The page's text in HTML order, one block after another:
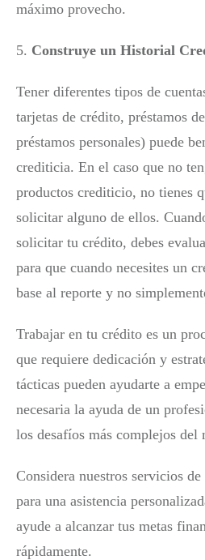
máximo provecho.
5. Construye un Historial
Tener diferentes tipos de
tarjetas de crédito, préstamos
préstamos personales) puede
crediticia. En el caso que no
productos crediticio, no tienes
solicitar alguno de ellos.
solicitar tu crédito, debes
para que cuando necesites un
base al reporte y no
Trabajar en tu crédito es un
que requiere dedicación y
tácticas pueden ayudarte a
necesaria la ayuda de un
los desafíos más complejos del
Considera nuestros servicios
para una asistencia
ayude a alcanzar tus metas
rápidamente.